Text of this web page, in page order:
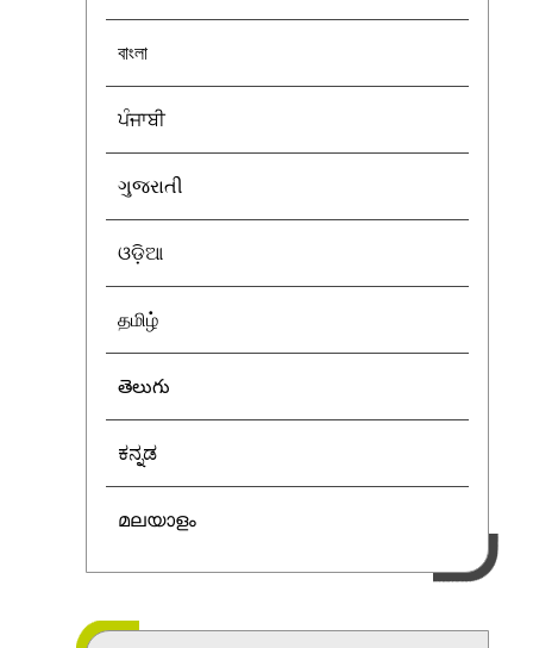
বাংলা
ਪੰਜਾਬੀ
ગુજરાતી
ଓଡ଼ିଆ
தமிழ்
తెలుగు
ಕನ್ನಡ
മലയാളം